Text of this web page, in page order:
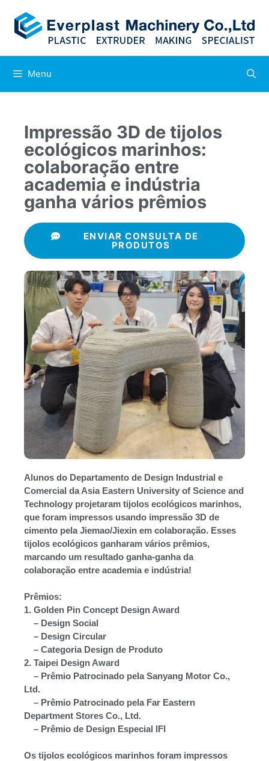
Menu
Impressão 3D de tijolos
ecológicos marinhos:
colaboração entre
academia e indústria
ganha vários prêmios
ENVIAR CONSULTA DE
PRODUTOS
Alunos do Departamento de Design Industrial e
Comercial da Asia Eastern University of Science and
Technology projetaram tijolos ecológicos marinhos,
que foram impressos usando impressão 3D de
cimento pela Jiemao/Jiexin em colaboração. Esses
tijolos ecológicos ganharam vários prêmios,
marcando um resultado ganha-ganha da
colaboração entre academia e indústria!
Prêmios:
1. Golden Pin Concept Design Award
– Design Social
– Design Circular
– Categoria Design de Produto
2. Taipei Design Award
– Prêmio Patrocinado pela Sanyang Motor Co.,
Ltd.
– Prêmio Patrocinado pela Far Eastern
Department Stores Co., Ltd.
– Prêmio de Design Especial IFI
Os tijolos ecológicos marinhos foram impressos